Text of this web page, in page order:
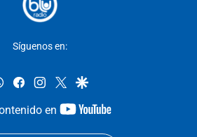
Síguenos en:
whatsappfacebookinstagram
twittergoogle
en
youtube-